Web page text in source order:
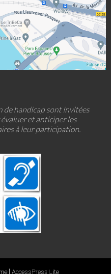
de handicap sont invitées
et anticiper les
à leur participation.
| AccessPress Lite